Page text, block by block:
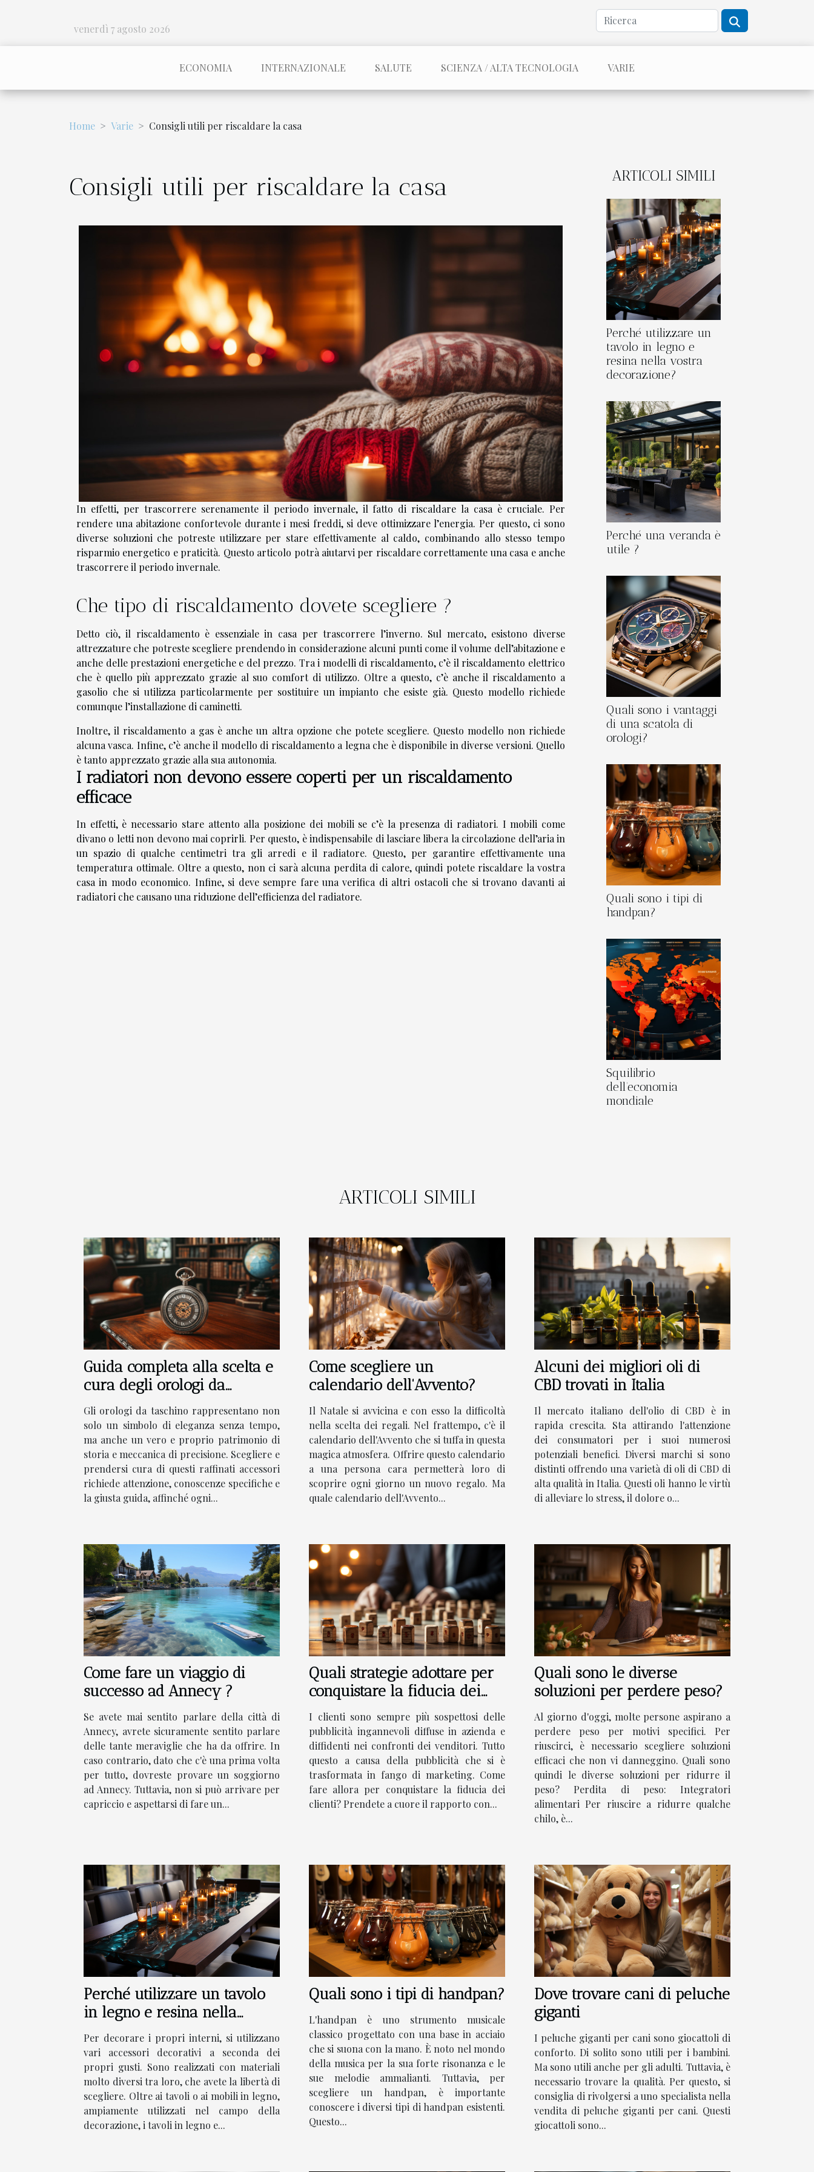
venerdì 7 agosto 2026
ECONOMIA INTERNAZIONALE SALUTE SCIENZA / ALTA TECNOLOGIA VARIE
Home Varie Consigli utili per riscaldare la casa
Consigli utili per riscaldare la casa
In effetti, per trascorrere serenamente il periodo invernale, il fatto di riscaldare la casa è cruciale. Per
rendere una abitazione confortevole durante i mesi freddi, si deve ottimizzare l’energia. Per questo, ci sono
diverse soluzioni che potreste utilizzare per stare effettivamente al caldo, combinando allo stesso tempo
risparmio energetico e praticità. Questo articolo potrà aiutarvi per riscaldare correttamente una casa e anche
trascorrere il periodo invernale.
Che tipo di riscaldamento dovete scegliere ?
Detto ciò, il riscaldamento è essenziale in casa per trascorrere l’inverno. Sul mercato, esistono diverse
attrezzature che potreste scegliere prendendo in considerazione alcuni punti come il volume dell’abitazione e
anche delle prestazioni energetiche e del prezzo. Tra i modelli di riscaldamento, c’è il riscaldamento elettrico
che è quello più apprezzato grazie al suo comfort di utilizzo. Oltre a questo, c’è anche il riscaldamento a
gasolio che si utilizza particolarmente per sostituire un impianto che esiste già. Questo modello richiede
comunque l’installazione di caminetti.
Inoltre, il riscaldamento a gas è anche un altra opzione che potete scegliere. Questo modello non richiede
alcuna vasca. Infine, c’è anche il modello di riscaldamento a legna che è disponibile in diverse versioni. Quello
è tanto apprezzato grazie alla sua autonomia.
I radiatori non devono essere coperti per un riscaldamento
efficace
In effetti, è necessario stare attento alla posizione dei mobili se c’è la presenza di radiatori. I mobili come
divano o letti non devono mai coprirli. Per questo, è indispensabile di lasciare libera la circolazione dell’aria in
un spazio di qualche centimetri tra gli arredi e il radiatore. Questo, per garantire effettivamente una
temperatura ottimale. Oltre a questo, non ci sarà alcuna perdita di calore, quindi potete riscaldare la vostra
casa in modo economico. Infine, si deve sempre fare una verifica di altri ostacoli che si trovano davanti ai
radiatori che causano una riduzione dell’efficienza del radiatore.
ARTICOLI SIMILI
Perché utilizzare un
tavolo in legno e
resina nella vostra
decorazione?
Perché una veranda è
utile ?
Quali sono i vantaggi
di una scatola di
orologi?
Quali sono i tipi di
handpan?
Squilibrio
dell’economia
mondiale
ARTICOLI SIMILI
Guida completa alla scelta e
cura degli orologi da
taschino
Gli orologi da taschino rappresentano non
solo un simbolo di eleganza senza tempo,
ma anche un vero e proprio patrimonio di
storia e meccanica di precisione. Scegliere e
prendersi cura di questi raffinati accessori
richiede attenzione, conoscenze specifiche e
la giusta guida, affinché ogni...
Come scegliere un
calendario dell'Avvento?
Il Natale si avvicina e con esso la difficoltà
nella scelta dei regali. Nel frattempo, c'è il
calendario dell'Avvento che si tuffa in questa
magica atmosfera. Offrire questo calendario
a una persona cara permetterà loro di
scoprire ogni giorno un nuovo regalo. Ma
quale calendario dell'Avvento...
Alcuni dei migliori oli di
CBD trovati in Italia
Il mercato italiano dell'olio di CBD è in
rapida crescita. Sta attirando l'attenzione
dei consumatori per i suoi numerosi
potenziali benefici. Diversi marchi si sono
distinti offrendo una varietà di oli di CBD di
alta qualità in Italia. Questi oli hanno le virtù
di alleviare lo stress, il dolore o...
Come fare un viaggio di
successo ad Annecy ?
Se avete mai sentito parlare della città di
Annecy, avrete sicuramente sentito parlare
delle tante meraviglie che ha da offrire. In
caso contrario, dato che c'è una prima volta
per tutto, dovreste provare un soggiorno
ad Annecy. Tuttavia, non si può arrivare per
capriccio e aspettarsi di fare un...
Quali strategie adottare per
conquistare la fiducia dei
clienti?
I clienti sono sempre più sospettosi delle
pubblicità ingannevoli diffuse in azienda e
diffidenti nei confronti dei venditori. Tutto
questo a causa della pubblicità che si è
trasformata in fango di marketing. Come
fare allora per conquistare la fiducia dei
clienti? Prendete a cuore il rapporto con...
Quali sono le diverse
soluzioni per perdere peso?
Al giorno d'oggi, molte persone aspirano a
perdere peso per motivi specifici. Per
riuscirci, è necessario scegliere soluzioni
efficaci che non vi danneggino. Quali sono
quindi le diverse soluzioni per ridurre il
peso? Perdita di peso: Integratori
alimentari Per riuscire a ridurre qualche
chilo, è...
Perché utilizzare un tavolo
in legno e resina nella
vostra decorazione?
Per decorare i propri interni, si utilizzano
vari accessori decorativi a seconda dei
propri gusti. Sono realizzati con materiali
molto diversi tra loro, che avete la libertà di
scegliere. Oltre ai tavoli o ai mobili in legno,
ampiamente utilizzati nel campo della
decorazione, i tavoli in legno e...
Quali sono i tipi di handpan?
L'handpan è uno strumento musicale
classico progettato con una base in acciaio
che si suona con la mano. È noto nel mondo
della musica per la sua forte risonanza e le
sue melodie ammalianti. Tuttavia, per
scegliere un handpan, è importante
conoscere i diversi tipi di handpan esistenti.
Questo...
Dove trovare cani di peluche
giganti
I peluche giganti per cani sono giocattoli di
conforto. Di solito sono utili per i bambini.
Ma sono utili anche per gli adulti. Tuttavia, è
necessario trovare la qualità. Per questo, si
consiglia di rivolgersi a uno specialista nella
vendita di peluche giganti per cani. Questi
giocattoli sono...